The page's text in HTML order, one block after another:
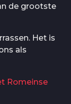
de grootste
Het is
als
Romeinse